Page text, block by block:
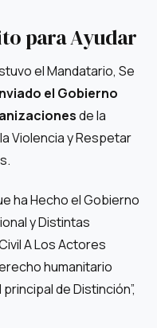
para Ayudar
el Mandatario, Se
el Gobierno
de la
Violencia y Respetar
ha Hecho el Gobierno
y Distintas
A Los Actores
humanitario
de Distinción”,